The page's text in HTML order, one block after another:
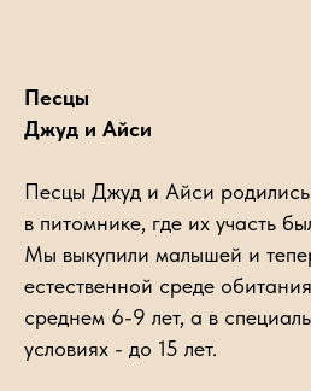
Песцы
Джуд и Айси
Песцы Джуд и Айси
в питомнике, где их участь
Мы выкупили малышей и
естественной среде
среднем 6-9 лет, а в
условиях - до 15 лет.